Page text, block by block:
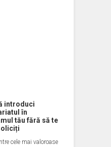
introduci
în
tău fără să te
cele mai valoroase